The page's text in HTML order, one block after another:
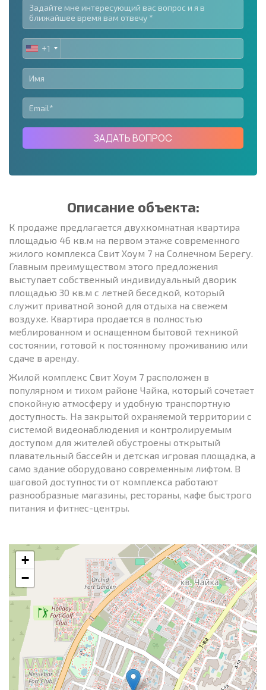
UNITED
STATES
+1
+1
ЗАДАТЬ ВОПРОС
Описание объекта:
К продаже предлагается двухкомнатная квартира
площадью 46 кв.м на первом этаже современного
жилого комплекса Свит Хоум 7 на Солнечном Берегу.
Главным преимуществом этого предложения
выступает собственный индивидуальный дворик
площадью 30 кв.м с летней беседкой, который
служит приватной зоной для отдыха на свежем
воздухе. Квартира продается в полностью
меблированном и оснащенном бытовой техникой
состоянии, готовой к постоянному проживанию или
сдаче в аренду.
Жилой комплекс Свит Хоум 7 расположен в
популярном и тихом районе Чайка, который сочетает
спокойную атмосферу и удобную транспортную
доступность. На закрытой охраняемой территории с
системой видеонаблюдения и контролируемым
доступом для жителей обустроены открытый
плавательный бассейн и детская игровая площадка, а
само здание оборудовано современным лифтом. В
шаговой доступности от комплекса работают
разнообразные магазины, рестораны, кафе быстрого
питания и фитнес-центры.
+
−